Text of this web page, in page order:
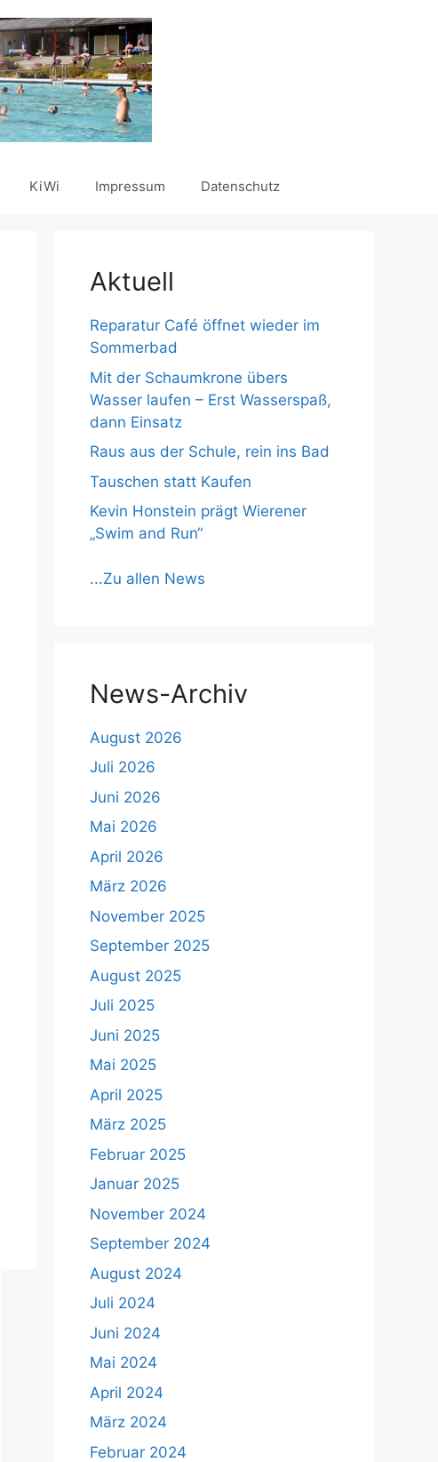
KiWi Impressum Datenschutz
Aktuell
Reparatur Café öffnet wieder im
Sommerbad
Mit der Schaumkrone übers
Wasser laufen – Erst Wasserspaß,
dann Einsatz
Raus aus der Schule, rein ins Bad
Tauschen statt Kaufen
Kevin Honstein prägt Wierener
„Swim and Run“
...Zu allen News
News-Archiv
August 2026
Juli 2026
Juni 2026
Mai 2026
April 2026
März 2026
November 2025
September 2025
August 2025
Juli 2025
Juni 2025
Mai 2025
April 2025
März 2025
Februar 2025
Januar 2025
November 2024
September 2024
August 2024
Juli 2024
Juni 2024
Mai 2024
April 2024
März 2024
Februar 2024